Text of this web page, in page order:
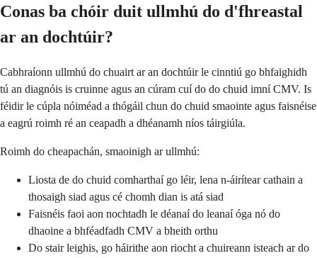
Conas ba chóir duit ullmhú do d'fhreastal
ar an dochtúir?
Cabhraíonn ullmhú do chuairt ar an dochtúir le cinntiú go bhfaighidh
tú an diagnóis is cruinne agus an cúram cuí do do chuid imní CMV. Is
féidir le cúpla nóiméad a thógáil chun do chuid smaointe agus faisnéise
a eagrú roimh ré an ceapadh a dhéanamh níos táirgiúla.
Roimh do cheapachán, smaoinigh ar ullmhú:
Liosta de do chuid comharthaí go léir, lena n-áirítear cathain a
thosaigh siad agus cé chomh dian is atá siad
Faisnéis faoi aon nochtadh le déanaí do leanaí óga nó do
dhaoine a bhféadfadh CMV a bheith orthu
Do stair leighis, go háirithe aon riocht a chuireann isteach ar do